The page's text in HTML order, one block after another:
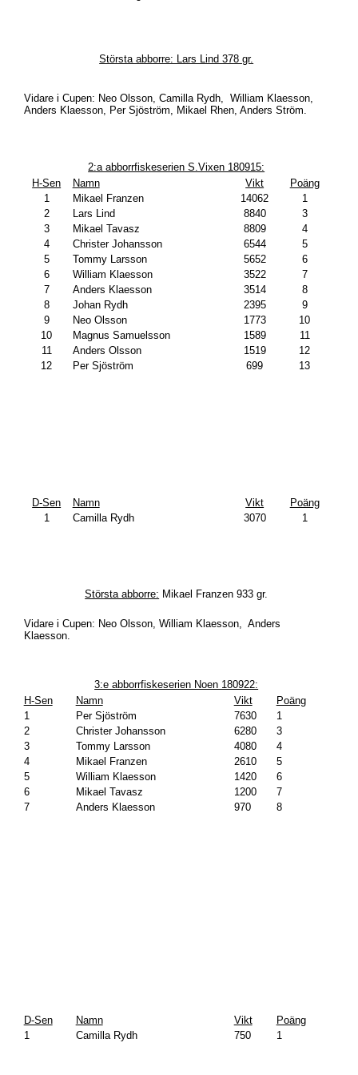
Största abborre: Lars Lind 378 gr.
Vidare i Cupen: Neo Olsson, Camilla Rydh, William Klaesson,
Anders Klaesson, Per Sjöström, Mikael Rhen, Anders Ström.
2:a abborrfiskeserien S.Vixen 180915:
H-Sen
Namn Vikt
Poäng
1
Mikael Franzen 14062
1
2
Lars Lind 8840
3
3
Mikael Tavasz 8809
4
4
Christer Johansson 6544
5
5
Tommy Larsson 5652
6
6
William Klaesson 3522
7
7
Anders Klaesson 3514
8
8
Johan Rydh 2395
9
9
Neo Olsson 1773
10
10
Magnus Samuelsson 1589
11
11
Anders Olsson 1519
12
12
Per Sjöström 699 13
D-Sen Namn Vikt
Poäng
1
Camilla Rydh 3070 1
Största abborre: Mikael Franzen 933 gr.
Vidare i Cupen: Neo Olsson, William Klaesson, Anders
Klaesson.
3:e abborrfiskeserien Noen 180922:
H-Sen
Namn Vikt
Poäng
1
Per Sjöström 7630
1
2
Christer Johansson 6280
3
3
Tommy Larsson 4080
4
4
Mikael Franzen 2610
5
5
William Klaesson 1420
6
6
Mikael Tavasz 1200
7
7
Anders Klaesson 970 8
D-Sen Namn Vikt
Poäng
1
Camilla Rydh 750 1